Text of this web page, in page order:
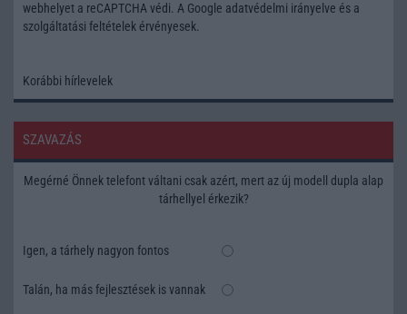
webhelyet a reCAPTCHA védi. A Google adatvédelmi irányelve és a
szolgáltatási feltételek érvényesek.
Korábbi hírlevelek
SZAVAZÁS
Megérné Önnek telefont váltani csak azért, mert az új modell dupla alap
tárhellyel érkezik?
Igen, a tárhely nagyon fontos
Talán, ha más fejlesztések is vannak